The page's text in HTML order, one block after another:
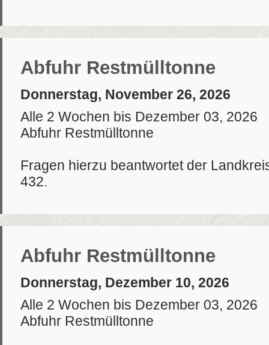
Abfuhr Restmülltonne
Donnerstag, November 26, 2026
Alle 2 Wochen bis Dezember 03, 2026
Abfuhr Restmülltonne
Fragen hierzu beantwortet der
432.
Abfuhr Restmülltonne
Donnerstag, Dezember 10, 2026
Alle 2 Wochen bis Dezember 03, 2026
Abfuhr Restmülltonne